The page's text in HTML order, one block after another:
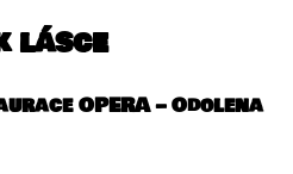
lásce
OPERA – Odolena